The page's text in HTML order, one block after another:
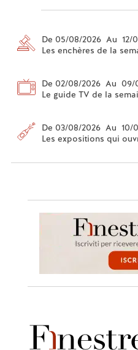
De 05/08/2026 Au 12/
Les enchères de la
De 02/08/2026 Au 09/
Le guide TV de la
De 03/08/2026 Au 10/
Les expositions qui